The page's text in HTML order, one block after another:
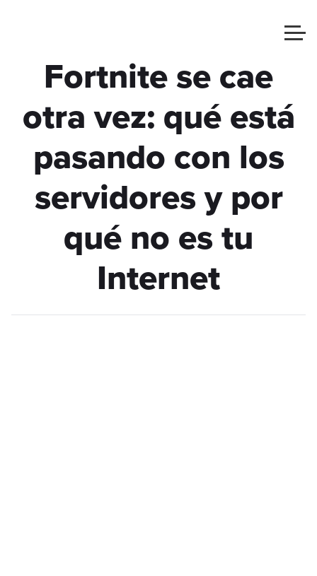
Fortnite se cae
otra vez: qué está
pasando con los
servidores y por
qué no es tu
Internet